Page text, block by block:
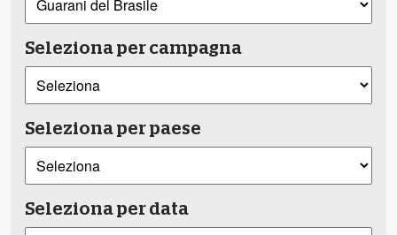
Seleziona per campagna
Seleziona per paese
Seleziona per data